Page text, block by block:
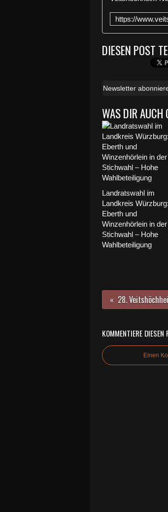
DIESEN POST
Newsletter
WAS DIR AUCH
Landratswahl im
Landkreis Würzburg:
Eberth und
Winzenhörlein in der
Stichwahl – Hohe
Wahlbeteiligung
KOMMENTIERE DIESEN
Einen